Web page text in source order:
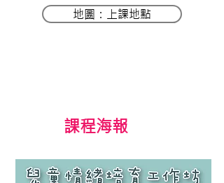
地圖：上課地點
​課程海報